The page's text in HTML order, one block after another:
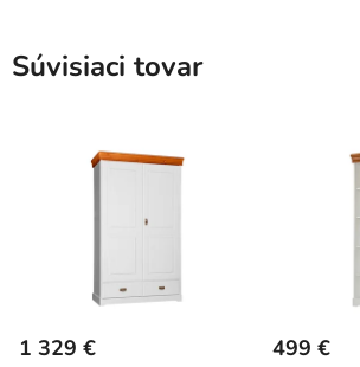
Súvisiaci tovar
1 329 € 499 €